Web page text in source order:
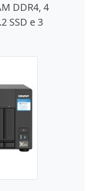
DDR4, 4
SSD e 3